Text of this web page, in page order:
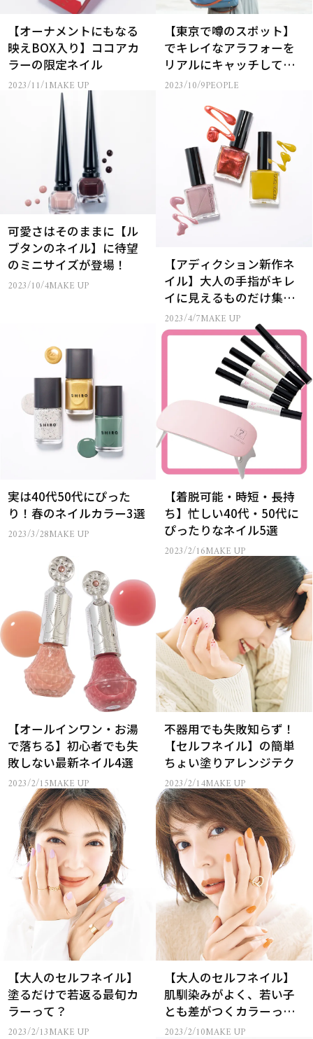
【オーナメントにもなる
映えBOX入り】ココアカ
ラーの限定ネイル
2023/11/1MAKE UP
【東京で噂のスポット】
でキレイなアラフォーを
リアルにキャッチしてみ
た！
2023/10/9PEOPLE
可愛さはそのままに【ル
ブタンのネイル】に待望
のミニサイズが登場！
2023/10/4MAKE UP
【アディクション新作ネ
イル】大人の手指がキレ
イに見えるものだけ集め
ました！
2023/4/7MAKE UP
実は40代50代にぴった
り！春のネイルカラー3選
2023/3/28MAKE UP
【着脱可能・時短・長持
ち】忙しい40代・50代に
ぴったりなネイル5選
2023/2/16MAKE UP
【オールインワン・お湯
で落ちる】初心者でも失
敗しない最新ネイル4選
2023/2/15MAKE UP
不器用でも失敗知らず！
【セルフネイル】の簡単
ちょい塗りアレンジテク
2023/2/14MAKE UP
【大人のセルフネイル】
塗るだけで若返る最旬カ
ラーって？
2023/2/13MAKE UP
【大人のセルフネイル】
肌馴染みがよく、若い子
とも差がつくカラーっ
て？
2023/2/10MAKE UP